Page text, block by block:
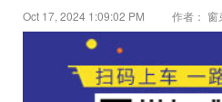
Oct 17, 2024 1:09:02 PM 作者：